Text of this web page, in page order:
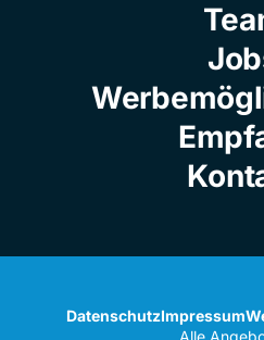
DatenschutzImpressum